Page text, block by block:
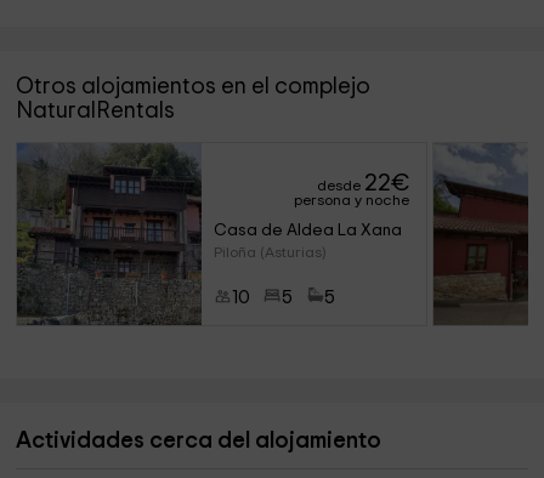
Otros alojamientos en el complejo
NaturalRentals
desde 22€
persona y noche
Casa de Aldea La Xana
Piloña (Asturias)
10 5 5
Actividades cerca del alojamiento